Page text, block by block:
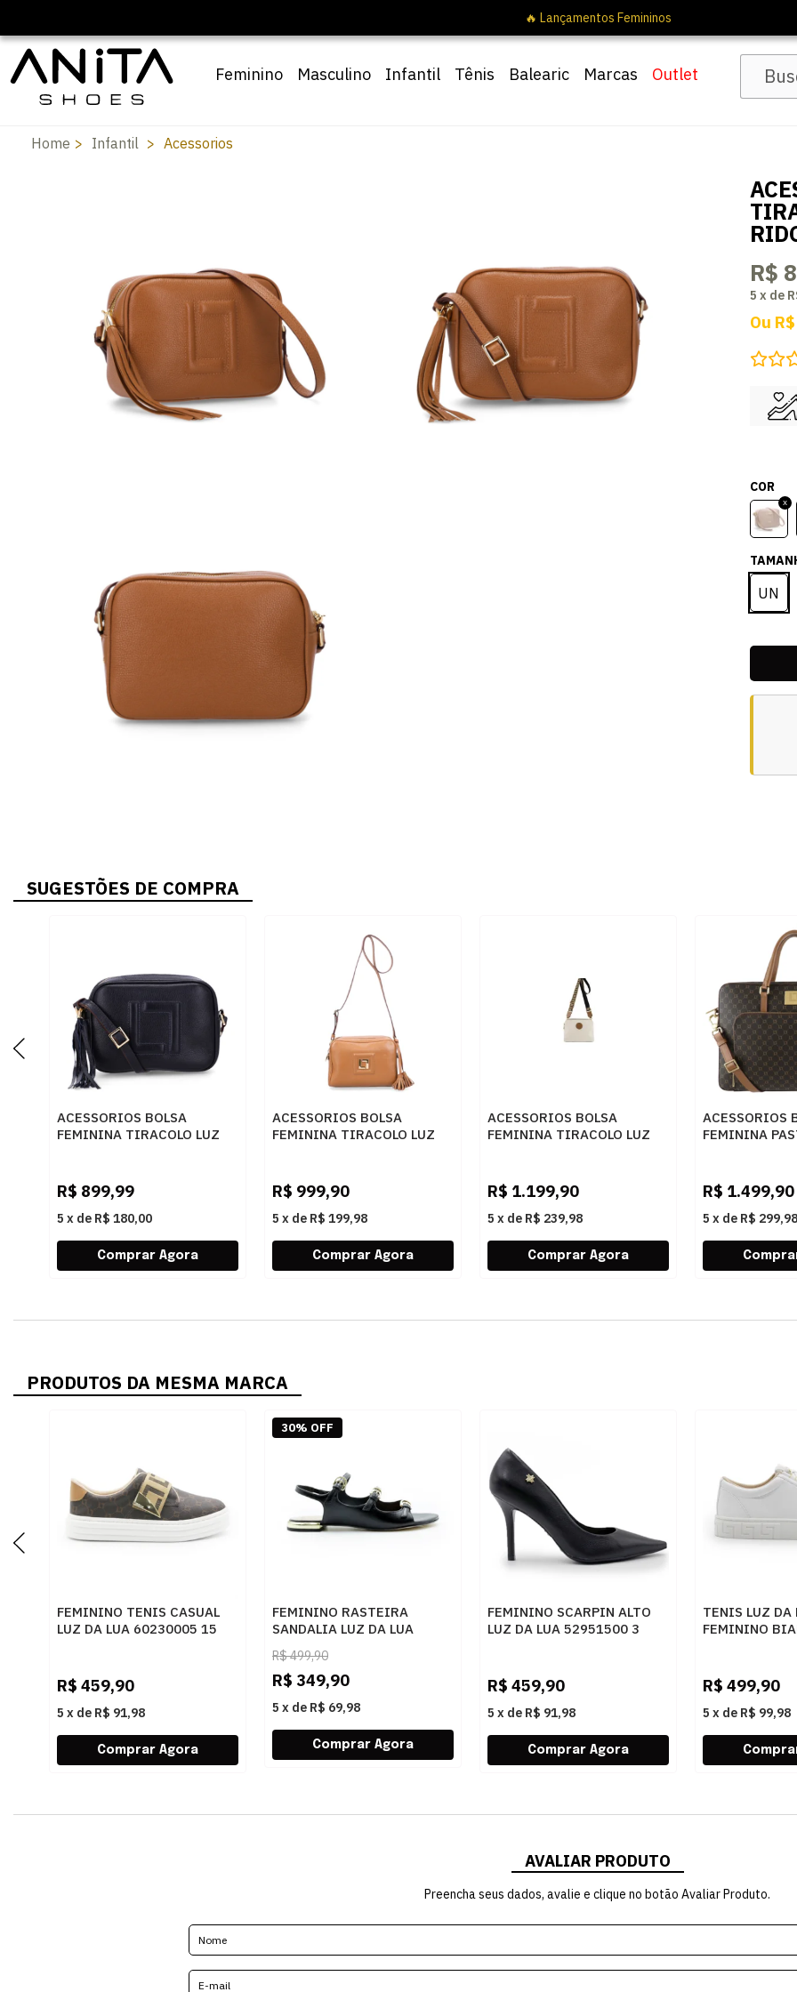
Feminino Masculino Infantil Tênis Balearic Marcas Outlet
Home Infantil Acessorios
R$
5 x de
Ou
COR
UN
SUGESTÕES DE COMPRA
ACESSORIOS BOLSA
FEMININA TIRACOLO LUZ
R$ 899,99
5 x de R$ 180,00
ACESSORIOS BOLSA
FEMININA TIRACOLO LUZ
R$ 999,90
5 x de R$ 199,98
ACESSORIOS BOLSA
FEMININA TIRACOLO LUZ
R$ 1.199,90
5 x de R$ 239,98
ACESSORIOS
FEMININA
R$ 1.499,90
5 x de R$ 299,98
PRODUTOS DA MESMA MARCA
FEMININO TENIS CASUAL
LUZ DA LUA 60230005 15
R$ 459,90
5 x de R$ 91,98
FEMININO RASTEIRA
SANDALIA LUZ DA LUA
80270037 ATACAMA PRETO
R$499,90
R$ 349,90
5 x de R$ 69,98
30% OFF
FEMININO SCARPIN ALTO
LUZ DA LUA 52951500 3
R$ 459,90
5 x de R$ 91,98
TENIS LUZ DA
FEMININO
R$ 499,90
5 x de R$ 99,98
AVALIAR PRODUTO
Preencha seus dados, avalie e clique no botão Avaliar Produto.